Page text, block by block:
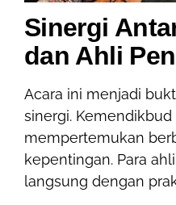
Sinergi
dan Ahli P
Acara ini menjadi
sinergi. Kemendikbud
mempertemukan
kepentingan. Para
langsung dengan